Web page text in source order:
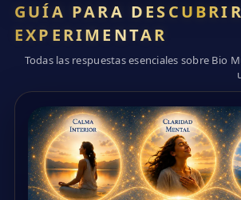
GUÍA PARA
EXPERIMENTAR
Todas las respuestas esenciales sobre Bio